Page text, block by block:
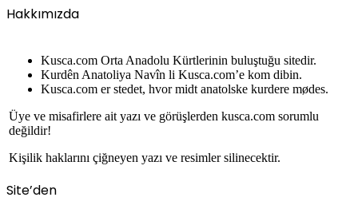
Hakkımızda
Kusca.com Orta Anadolu Kürtlerinin buluştuğu sitedir.
Kurdên Anatoliya Navîn li Kusca.com’e kom dibin.
Kusca.com er stedet, hvor midt anatolske kurdere mødes.
Üye ve misafirlere ait yazı ve görüşlerden kusca.com sorumlu
değildir!
Kişilik haklarını çiğneyen yazı ve resimler silinecektir.
Site’den